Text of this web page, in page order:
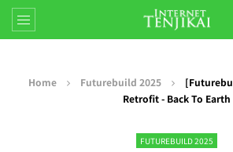
Home Futurebuild 2025
Retrofit - Back To Earth
FUTUREBUILD 2025